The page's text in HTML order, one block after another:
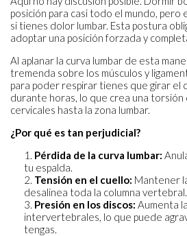
posición para casi todo el mundo, pero
si tienes dolor lumbar. Esta postura
adoptar una posición forzada y
Al aplanar la curva lumbar de esta
tremenda sobre los músculos y
para poder respirar tienes que girar el
durante horas, lo que crea una torsión
cervicales hasta la zona lumbar.
¿Por qué es tan perjudicial?
Pérdida de la curva lumbar:
tu espalda.
Tensión en el cuello: Mantener
desalinea toda la columna vertebral.
Presión en los discos: Aumenta
intervertebrales, lo que puede
tengas.